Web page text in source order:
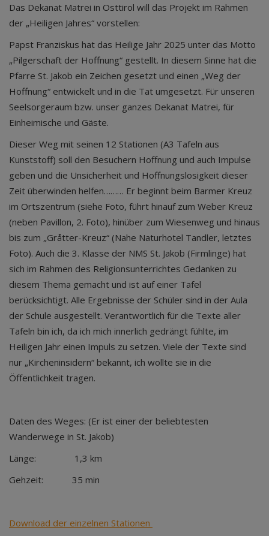
Das Dekanat Matrei in Osttirol will das Projekt im Rahmen
der „Heiligen Jahres“ vorstellen:
Papst Franziskus hat das Heilige Jahr 2025 unter das Motto
„Pilgerschaft der Hoffnung“ gestellt. In diesem Sinne hat die
Pfarre St. Jakob ein Zeichen gesetzt und einen „Weg der
Hoffnung“ entwickelt und in die Tat umgesetzt. Für unseren
Seelsorgeraum bzw. unser ganzes Dekanat Matrei, für
Einheimische und Gäste.
Dieser Weg mit seinen 12 Stationen (A3 Tafeln aus
Kunststoff) soll den Besuchern Hoffnung und auch Impulse
geben und die Unsicherheit und Hoffnungslosigkeit dieser
Zeit überwinden helfen……… Er beginnt beim Barmer Kreuz
im Ortszentrum (siehe Foto, führt hinauf zum Weber Kreuz
(neben Pavillon, 2. Foto), hinüber zum Wiesenweg und hinaus
bis zum „Gråtter-Kreuz“ (Nahe Naturhotel Tandler, letztes
Foto). Auch die 3. Klasse der NMS St. Jakob (Firmlinge) hat
sich im Rahmen des Religionsunterrichtes Gedanken zu
diesem Thema gemacht und ist auf einer Tafel
berücksichtigt. Alle Ergebnisse der Schüler sind in der Aula
der Schule ausgestellt. Verantwortlich für die Texte aller
Tafeln bin ich, da ich mich innerlich gedrängt fühlte, im
Heiligen Jahr einen Impuls zu setzen. Viele der Texte sind
nur „Kircheninsidern“ bekannt, ich wollte sie in die
Öffentlichkeit tragen.
Daten des Weges: (Er ist einer der beliebtesten
Wanderwege in St. Jakob)
Länge: 1,3 km
Gehzeit: 35 min
Download der einzelnen Stationen